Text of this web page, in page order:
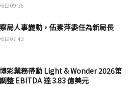
日 09:35
局人事變動，伍素萍委任為新局長
日 07:43
彩業務帶動 Light & Wonder 2026第
整 EBITDA 達 3.83 億美元